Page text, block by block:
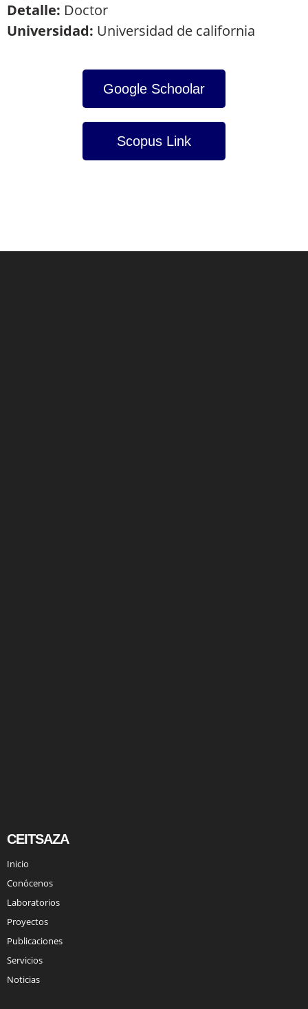
Detalle: Doctor
Universidad: Universidad de california
Google Schoolar
Scopus Link
CEITSAZA
Inicio
Conócenos
Laboratorios
Proyectos
Publicaciones
Servicios
Noticias